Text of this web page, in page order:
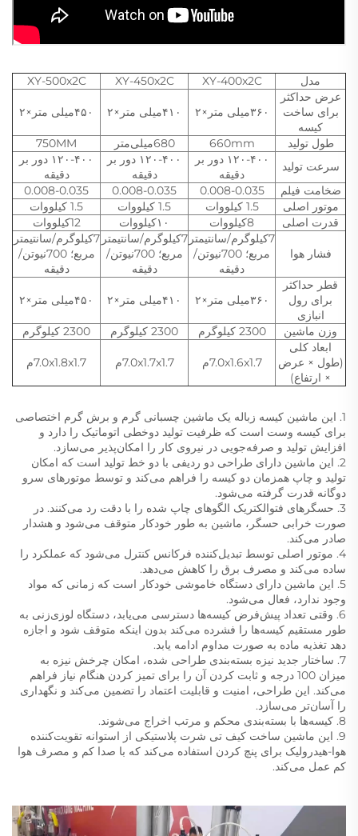
مدل XY-400x2C
XY-450x2C
XY-500x2C
عرض حداکثر
برای ساخت
کیسه
۳۶۰میلی متر×۲ ۴۱۰میلی متر×۲ ۴۵۰میلی متر×۲
طول تولید 660mm 680میلی‌متر
750MM
سرعت تولید
۱۲۰-۴۰۰ دور بر
دقیقه
۱۲۰-۴۰۰ دور بر
دقیقه
۱۲۰-۴۰۰ دور بر
دقیقه
ضخامت فیلم
0.008-0.035
0.008-0.035
0.008-0.035
موتور اصلی
1.5 کیلووات 1.5 کیلووات
1.5 کیلووات
قدرت اصلی
8کیلووات ۱۰کیلووات 12کیلووات
فشار هوا
7کیلوگرم/سانتیمتر
مربع؛ 700نیوتن/
دقیقه
7کیلوگرم/سانتیمتر
مربع؛ 700نیوتن/
دقیقه
7کیلوگرم/سانتیمتر
مربع؛ 700نیوتن/
دقیقه
قطر حداکثر
برای رول
انبازی
۳۶۰میلی متر×۲ ۴۱۰میلی متر×۲ ۴۵۰میلی متر×۲
وزن ماشین 2300 کیلوگرم 2300 کیلوگرم
2300 کیلوگرم
ابعاد کلی
(طول × عرض
× ارتفاع)
7.0x1.6x1.7م 7.0x1.7x1.7م 7.0x1.8x1.7م
1. این ماشین کیسه زباله یک ماشین چسبانی گرم و برش گرم اختصاصی
برای کیسه وست است که ظرفیت تولید دوخطی اتوماتیک را دارد و
افزایش تولید و صرفه‌جویی در نیروی کار را امکان‌پذیر می‌سازد.
2. این ماشین دارای طراحی دو ردیفی با دو خط تولید است که امکان
تولید و چاپ همزمان دو کیسه را فراهم می‌کند و توسط موتورهای سرو
دوگانه قدرت گرفته می‌شود.
3. حسگرهای فتوالکتریک الگوهای چاپ شده را با دقت رد می‌کنند. در
صورت خرابی حسگر، ماشین به طور خودکار متوقف می‌شود و هشدار
صادر می‌کند.
4. موتور اصلی توسط تبدیل‌کننده فرکانس کنترل می‌شود که عملکرد را
ساده می‌کند و مصرف برق را کاهش می‌دهد.
5. این ماشین دارای دستگاه خاموشی خودکار است که زمانی که مواد
وجود ندارد، فعال می‌شود.
6. وقتی تعداد پیش‌فرض کیسه‌ها دسترسی می‌یابد، دستگاه لوزی‌زنی به
طور مستقیم کیسه‌ها را فشرده می‌کند بدون اینکه متوقف شود و اجازه
دهد تغذیه ماده به صورت مداوم ادامه یابد.
7. ساختار جدید نیزه بسته‌بندی طراحی شده، امکان چرخش نیزه به
میزان 100 درجه و ثابت کردن آن را برای تمیز کردن هنگام نیاز فراهم
می‌کند. این طراحی، امنیت و قابلیت اعتماد را تضمین می‌کند و نگهداری
را آسان‌تر می‌سازد.
8. کیسه‌ها با بسته‌بندی محکم و مرتب اخراج می‌شوند.
9. این ماشین ساخت کیف تی شرت پلاستیکی از استوانه تقویت‌کننده
هوا-هیدرولیک برای پنچ کردن استفاده می‌کند که با صدا کم و مصرف هوا
کم عمل می‌کند.